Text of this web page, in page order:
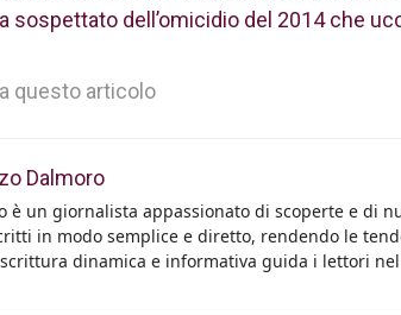
sospettato dell’omicidio del 2014 che
questo articolo
Dalmoro
è un giornalista appassionato di scoperte e di
in modo semplice e diretto, rendendo le
scrittura dinamica e informativa guida i lettori